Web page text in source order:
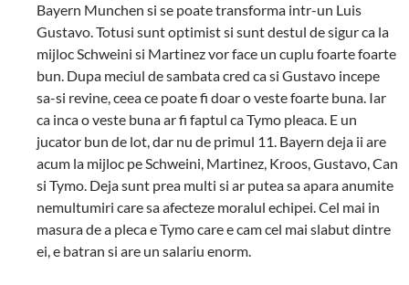
Bayern Munchen si se poate transforma intr-un Luis
Gustavo. Totusi sunt optimist si sunt destul de sigur ca la
mijloc Schweini si Martinez vor face un cuplu foarte foarte
bun. Dupa meciul de sambata cred ca si Gustavo incepe
sa-si revine, ceea ce poate fi doar o veste foarte buna. Iar
ca inca o veste buna ar fi faptul ca Tymo pleaca. E un
jucator bun de lot, dar nu de primul 11. Bayern deja ii are
acum la mijloc pe Schweini, Martinez, Kroos, Gustavo, Can
si Tymo. Deja sunt prea multi si ar putea sa apara anumite
nemultumiri care sa afecteze moralul echipei. Cel mai in
masura de a pleca e Tymo care e cam cel mai slabut dintre
ei, e batran si are un salariu enorm.